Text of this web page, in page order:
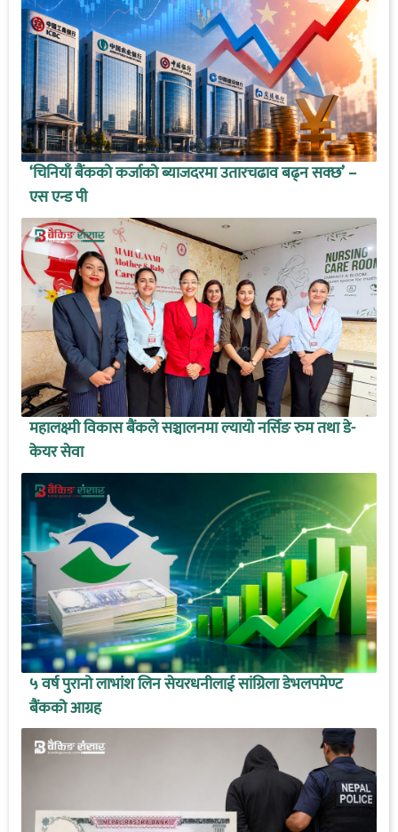
‘चिनियाँ बैंकको कर्जाको ब्याजदरमा उतारचढाव बढ्न सक्छ’ –
एस एन्ड पी
महालक्ष्मी विकास बैंकले सञ्चालनमा ल्यायो नर्सिङ रुम तथा डे-
केयर सेवा
५ वर्ष पुरानो लाभांश लिन सेयरधनीलाई सांग्रिला डेभलपमेण्ट
बैंकको आग्रह